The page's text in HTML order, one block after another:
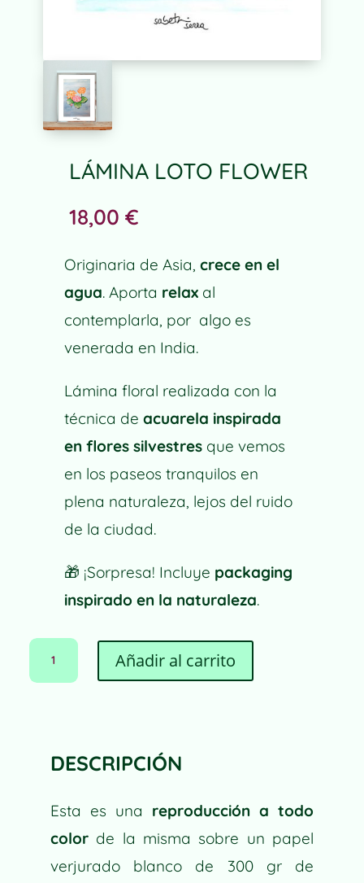
LÁMINA LOTO FLOWER
18,00 €
Originaria de Asia, crece en el
agua. Aporta relaxal
contemplarla, por algo es
venerada en India.
Lámina floral realizada con la
técnica de acuarela inspirada
en flores silvestresque vemos
en los paseos tranquilos en
plena naturaleza, lejos del ruido
de la ciudad.
🎁 ¡Sorpresa! Incluye packaging
inspirado en la naturaleza.
LÁMINA
LOTO
FLOWER
Añadir al carrito
A
T
E
:
DESCRIPCIÓN
Esta es una reproducción a todo
colorde la misma sobre un papel
verjurado blanco de 300 grde